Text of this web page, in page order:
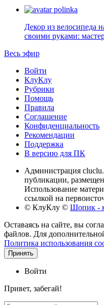
polinka
Декор из велосипеда
своими руками:
Весь эфир
Войти
КлуКлу
Рубрики
Помощь
Правила
Соглашение
Конфиденциальность
Рекомендации
Поддержка
В версию для ПК
Администрация
публикации,
Использование
ссылкой на
© КлуКлу © Шопик -
Оставаясь на сайте, вы
файлов. Для
Политика использования
Принять
Войти
Привет, забегай!